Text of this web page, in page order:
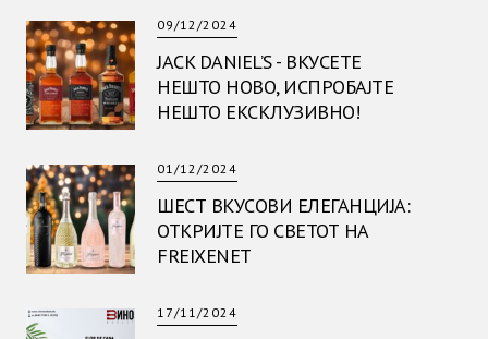
09/12/2024
JACK DANIEL’S - ВКУСЕТЕ
НЕШТО НОВО, ИСПРОБАЈТЕ
НЕШТО ЕКСКЛУЗИВНО!
01/12/2024
ШЕСТ ВКУСОВИ ЕЛЕГАНЦИЈА:
ОТКРИЈТЕ ГО СВЕТОТ НА
FREIXENET
17/11/2024